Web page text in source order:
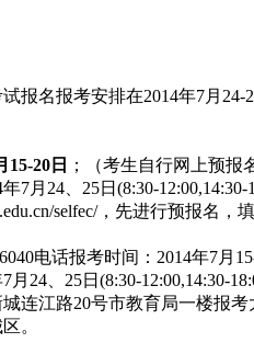
名报考安排在2014年7月24-
15-20日
；（考生自行网上预报
24、25日(8:30-12:00,14:30-
selfec/，先进行预报名，
电话报考时间：2014年7月15-
、25日(8:30-12:00,14:30-
城连江路20号市教育局一楼报考
。